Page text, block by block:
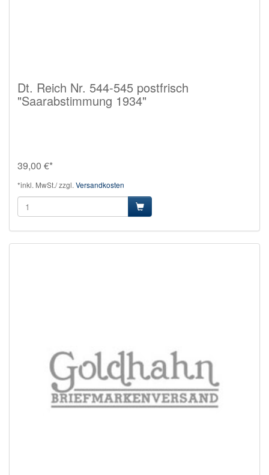
Dt. Reich Nr. 544-545 postfrisch
"Saarabstimmung 1934"
39,00 €*
*inkl. MwSt./ zzgl. Versandkosten